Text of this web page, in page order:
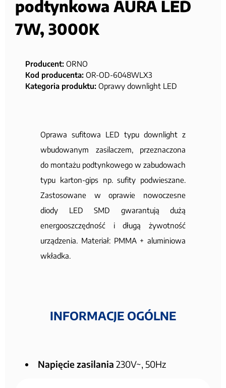
podtynkowa AURA LED
7W, 3000K
Producent: ORNO
Kod producenta: OR-OD-6048WLX3
Kategoria produktu: Oprawy downlight LED
Oprawa sufitowa LED typu downlight z
wbudowanym zasilaczem, przeznaczona
do montażu podtynkowego w zabudowach
typu karton-gips np. sufity podwieszane.
Zastosowane w oprawie nowoczesne
diody LED SMD gwarantują dużą
energooszczędność i długą żywotność
urządzenia. Materiał: PMMA + aluminiowa
wkładka.
INFORMACJE OGÓLNE
Napięcie zasilania 230V~, 50Hz